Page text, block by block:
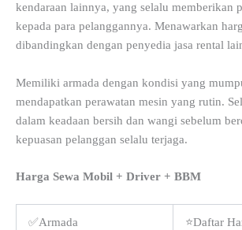
kendaraan lainnya, yang selalu memberikan
kepada para pelanggannya. Menawarkan
dibandingkan dengan penyedia jasa rental
Memiliki armada dengan kondisi yang
mendapatkan perawatan mesin yang rutin.
dalam keadaan bersih dan wangi sebelum
kepuasan pelanggan selalu terjaga.
Harga Sewa Mobil + Driver + BBM
✅Armada ⭐Daftar